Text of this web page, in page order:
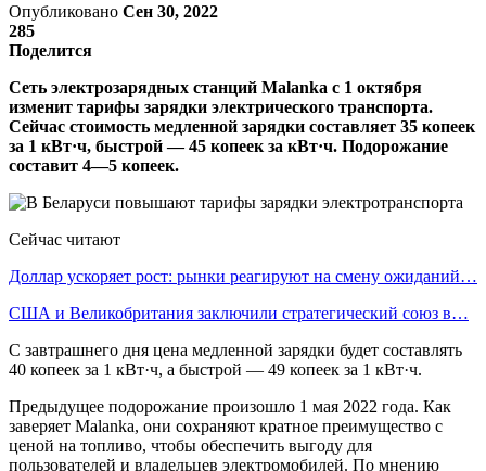
Опубликовано Сен 30, 2022
285
Поделится
Сеть электрозарядных станций Malanka с 1 октября
изменит тарифы зарядки электрического транспорта.
Сейчас стоимость медленной зарядки составляет 35 копеек
за 1 кВт·ч, быстрой — 45 копеек за кВт·ч. Подорожание
составит 4—5 копеек.
Сейчас читают
Доллар ускоряет рост: рынки реагируют на смену ожиданий…
США и Великобритания заключили стратегический союз в…
С завтрашнего дня цена медленной зарядки будет составлять
40 копеек за 1 кВт·ч, а быстрой — 49 копеек за 1 кВт·ч.
Предыдущее подорожание произошло 1 мая 2022 года. Как
заверяет Malanka, они сохраняют кратное преимущество с
ценой на топливо, чтобы обеспечить выгоду для
пользователей и владельцев электромобилей. По мнению